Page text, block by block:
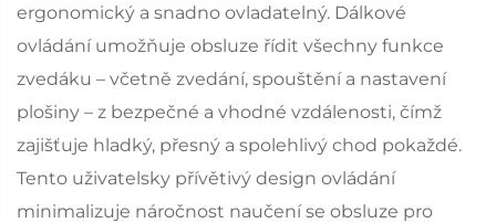
ergonomický a snadno ovladatelný. Dálkové
ovládání umožňuje obsluze řídit všechny funkce
zvedáku – včetně zvedání, spouštění a nastavení
plošiny – z bezpečné a vhodné vzdálenosti, čímž
zajišťuje hladký, přesný a spolehlivý chod pokaždé.
Tento uživatelsky přívětivý design ovládání
minimalizuje náročnost naučení se obsluze pro